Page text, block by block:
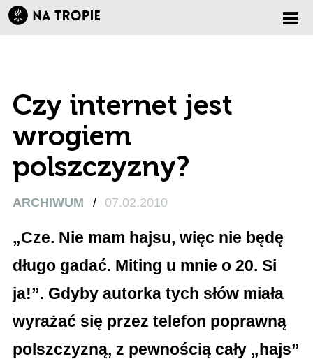
Czy internet jest
wrogiem
polszczyzny?
ARCHIWUM / 07.02.2010
„Cze. Nie mam hajsu, więc nie będę
długo gadać. Miting u mnie o 20. Si
ja!”. Gdyby autorka tych słów miała
wyrażać się przez telefon poprawną
polszczyzną, z pewnością cały „hajs”